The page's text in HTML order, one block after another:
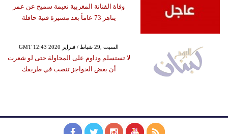
وفاة الفنانة المغربية نعيمة سميح عن عمر
يناهز 73 عاماً بعد مسيرة فنية حافلة
GMT 12:43 2020 السبت ,29 شباط / فبراير
لا تستسلم وداوم على المحاولة حتى لو شعرت
أن بعض الحواجز تنصب في طريقك